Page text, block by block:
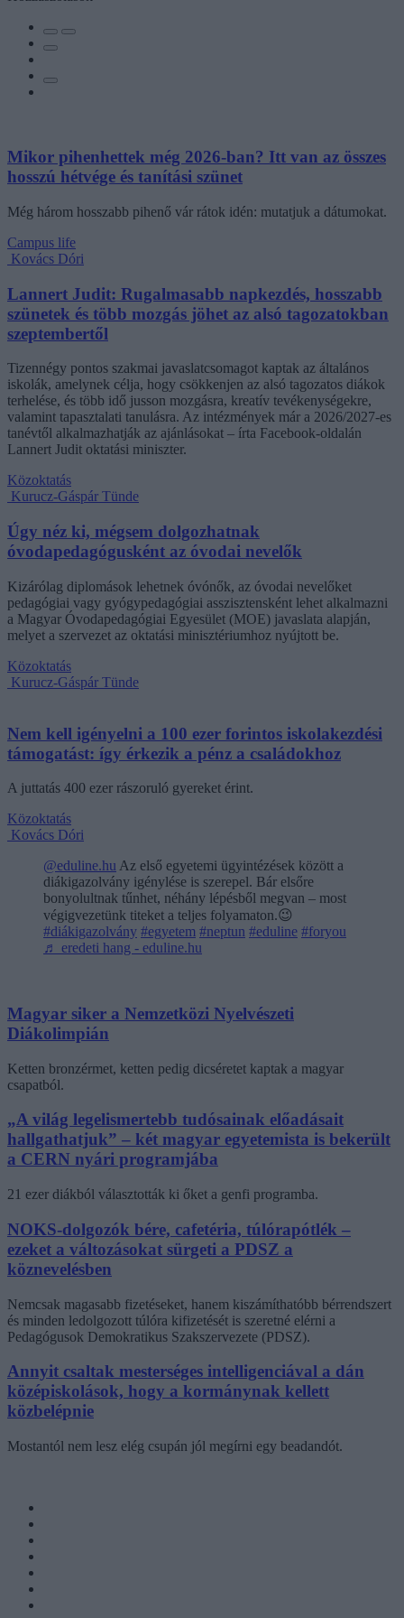
Mikor pihenhettek még 2026-ban? Itt van az összes
hosszú hétvége és tanítási szünet
Még három hosszabb pihenő vár rátok idén: mutatjuk a dátumokat.
Campus life
Kovács Dóri
Lannert Judit: Rugalmasabb napkezdés, hosszabb
szünetek és több mozgás jöhet az alsó tagozatokban
szeptembertől
Tizennégy pontos szakmai javaslatcsomagot kaptak az általános
iskolák, amelynek célja, hogy csökkenjen az alsó tagozatos diákok
terhelése, és több idő jusson mozgásra, kreatív tevékenységekre,
valamint tapasztalati tanulásra. Az intézmények már a 2026/2027-es
tanévtől alkalmazhatják az ajánlásokat – írta Facebook-oldalán
Lannert Judit oktatási miniszter.
Közoktatás
Kurucz-Gáspár Tünde
Úgy néz ki, mégsem dolgozhatnak
óvodapedagógusként az óvodai nevelők
Kizárólag diplomások lehetnek óvónők, az óvodai nevelőket
pedagógiai vagy gyógypedagógiai asszisztensként lehet alkalmazni
a Magyar Óvodapedagógiai Egyesület (MOE) javaslata alapján,
melyet a szervezet az oktatási minisztériumhoz nyújtott be.
Közoktatás
Kurucz-Gáspár Tünde
Nem kell igényelni a 100 ezer forintos iskolakezdési
támogatást: így érkezik a pénz a családokhoz
A juttatás 400 ezer rászoruló gyereket érint.
Közoktatás
Kovács Dóri
@eduline.hu Az első egyetemi ügyintézések között a
diákigazolvány igénylése is szerepel. Bár elsőre
bonyolultnak tűnhet, néhány lépésből megvan – most
végigvezetünk titeket a teljes folyamaton.😉
#diákigazolvány #egyetem #neptun #eduline #foryou
♬ eredeti hang - eduline.hu
Magyar siker a Nemzetközi Nyelvészeti
Diákolimpián
Ketten bronzérmet, ketten pedig dicséretet kaptak a magyar
csapatból.
„A világ legelismertebb tudósainak előadásait
hallgathatjuk” – két magyar egyetemista is bekerült
a CERN nyári programjába
21 ezer diákból választották ki őket a genfi programba.
NOKS-dolgozók bére, cafetéria, túlórapótlék –
ezeket a változásokat sürgeti a PDSZ a
köznevelésben
Nemcsak magasabb fizetéseket, hanem kiszámíthatóbb bérrendszert
és minden ledolgozott túlóra kifizetését is szeretné elérni a
Pedagógusok Demokratikus Szakszervezete (PDSZ).
Annyit csaltak mesterséges intelligenciával a dán
középiskolások, hogy a kormánynak kellett
közbelépnie
Mostantól nem lesz elég csupán jól megírni egy beadandót.